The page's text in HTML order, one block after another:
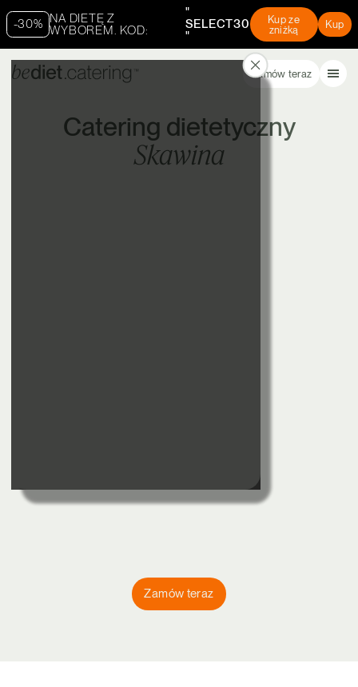
-30% NA DIETĘ Z
WYBOREM. KOD:
"
SELECT30
"
Kup ze
zniżką
Kup
Zamów teraz
Catering dietetyczny
Skawina
Zamów teraz